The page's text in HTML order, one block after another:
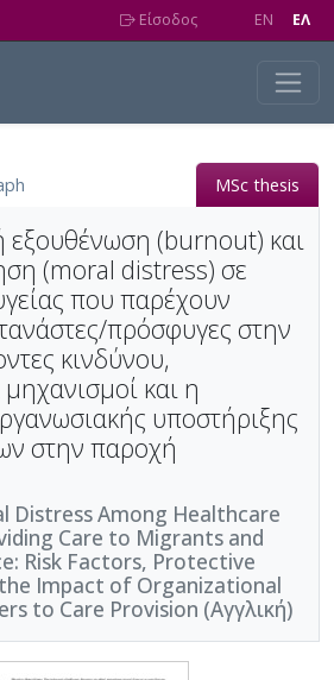
Είσοδος EN EΛ
MSc thesis
εξουθένωση (burnout) και
(moral distress) σε
που παρέχουν
πρόσφυγες στην
κινδύνου,
και η
υποστήριξης
στην παροχή
Distress Among Healthcare
Care to Migrants and
Risk Factors, Protective
Impact of Organizational
to Care Provision (Αγγλική)